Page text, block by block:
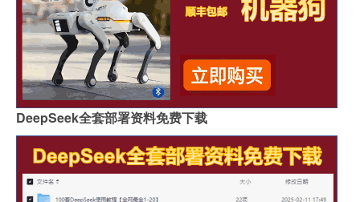
DeepSeek全套部署资料免费下载